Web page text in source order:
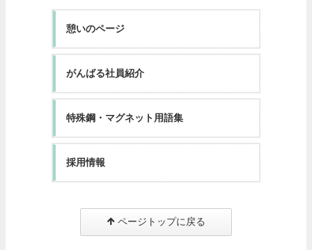
憩いのページ
がんばる社員紹介
特殊鋼・マグネット用語集
採用情報
ページトップに戻る